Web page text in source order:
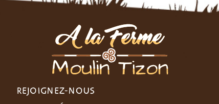
REJOIGNEZ-NOUS